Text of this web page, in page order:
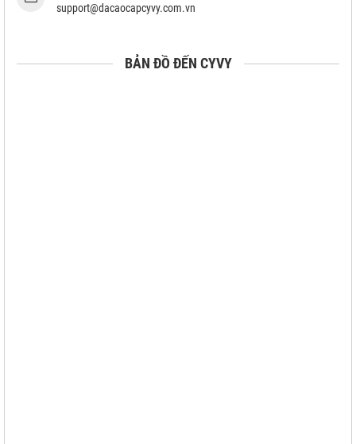
support@dacaocapcyvy.com.vn
BẢN ĐỒ ĐẾN CYVY